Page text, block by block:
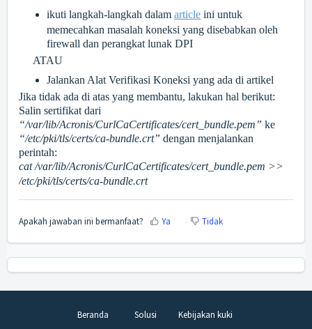
ikuti langkah-langkah dalam article ini untuk
memecahkan masalah koneksi yang disebabkan oleh
firewall dan perangkat lunak DPI
ATAU
Jalankan Alat Verifikasi Koneksi yang ada di artikel
Jika tidak ada di atas yang membantu, lakukan hal berikut:
Salin sertifikat dari
“/var/lib/Acronis/CurlCaCertificates/cert_bundle.pem” ke
“/etc/pki/tls/certs/ca-bundle.crt” dengan menjalankan
perintah:
cat /var/lib/Acronis/CurlCaCertificates/cert_bundle.pem >>
/etc/pki/tls/certs/ca-bundle.crt
Apakah jawaban ini bermanfaat? Ya Tidak
Beranda Solusi Kebijakan kuki